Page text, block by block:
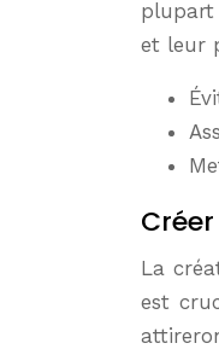
plupart
et leur
La
est